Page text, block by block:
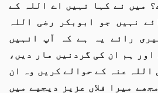
میں نے کہا نہیں اے اللہ کے
نہیں جو ابوبکر رضی اللہ
رائے یہ ہے کہ آپ انہیں
اور ہم ان کی گردنیں مار دیں،
اللہ عنہ کے حوالے کریں وہ ان
میرا فلاں عزیز دیجیے میں